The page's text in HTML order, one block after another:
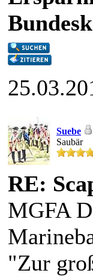
Suebe
Saubär
RE:
MGFA
"Zur